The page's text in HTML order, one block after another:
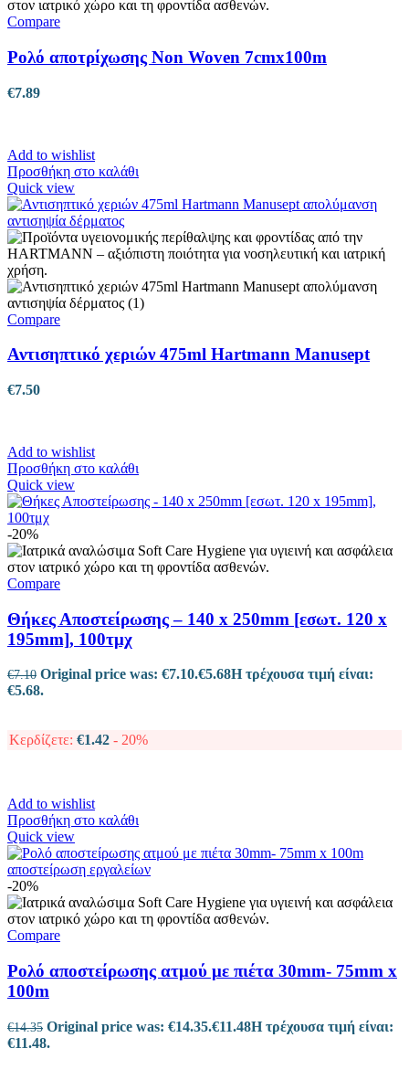
Compare
Ρολό αποτρίχωσης Non Woven 7cmx100m
€7.89
Add to wishlist
Προσθήκη στο καλάθι
Quick view
Compare
Αντισηπτικό χεριών 475ml Hartmann Manusept
€7.50
Add to wishlist
Προσθήκη στο καλάθι
Quick view
-20%
Compare
Θήκες Αποστείρωσης – 140 x 250mm [εσωτ. 120 x
195mm], 100τμχ
€7.10 Original price was: €7.10.€5.68Η τρέχουσα τιμή είναι:
€5.68.
Κερδίζετε: €1.42 - 20%
Add to wishlist
Προσθήκη στο καλάθι
Quick view
-20%
Compare
Ρολό αποστείρωσης ατμού με πιέτα 30mm- 75mm x
100m
€14.35 Original price was: €14.35.€11.48Η τρέχουσα τιμή είναι:
€11.48.